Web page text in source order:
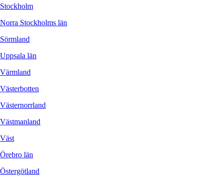
Stockholm
Norra Stockholms län
Sörmland
Uppsala län
Värmland
Västerbotten
Västernorrland
Västmanland
Väst
Örebro län
Östergötland